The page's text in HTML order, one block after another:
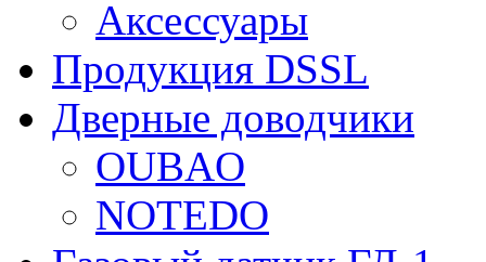
Аксессуары
Продукция DSSL
Дверные доводчики
OUBAO
NOTEDO